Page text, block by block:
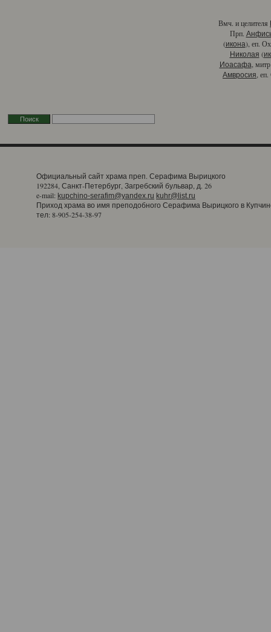
Вмч. и целителя
Прп.
(икона), еп.
Николая (
Иоасафа ,
Амвросия ,
Официальный сайт храма преп. Серафима Вырицкого
192284, Санкт-Петербург, Загребский бульвар, д. 26
e-mail: kupchino-serafim@yandex.ru kuhr@list.ru
Приход храма во имя преподобного Серафима Вырицкого в
тел: 8-905-254-38-97